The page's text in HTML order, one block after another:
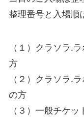
整理番号と入場順
（１）クラソラ.
方
（２）クラソラ.
の方
（３）一般チケ